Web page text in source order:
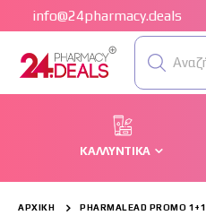
info@24pharmacy.deals
ΚΑΛΛΥΝΤΙΚΆ
ΑΡΧΙΚΉ PHARMALEAD PROMO